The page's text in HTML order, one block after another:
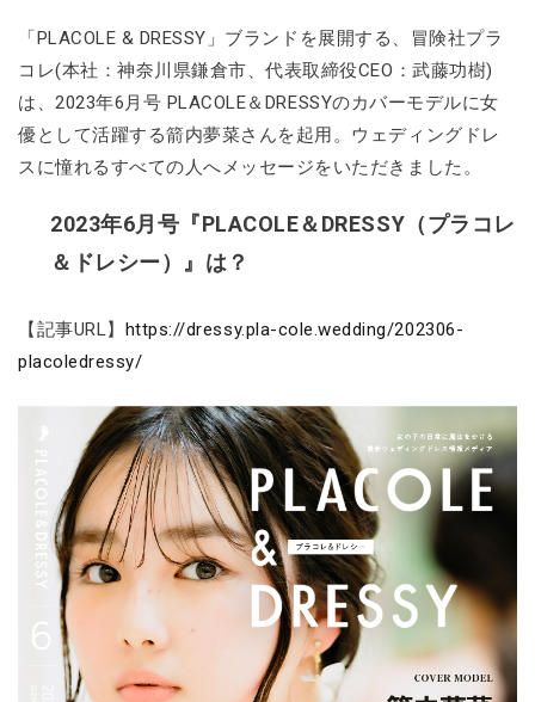
「PLACOLE & DRESSY」ブランドを展開する、冒険社プラ
コレ(本社：神奈川県鎌倉市、代表取締役CEO：武藤功樹)
は、2023年6月号 PLACOLE＆DRESSYのカバーモデルに女
優として活躍する箭内夢菜さんを起用。ウェディングドレ
スに憧れるすべての人へメッセージをいただきました。
2023年6月号『PLACOLE＆DRESSY（プラコレ
＆ドレシー）』は？
【記事URL】
https://dressy.pla-cole.wedding/202306-
placoledressy/